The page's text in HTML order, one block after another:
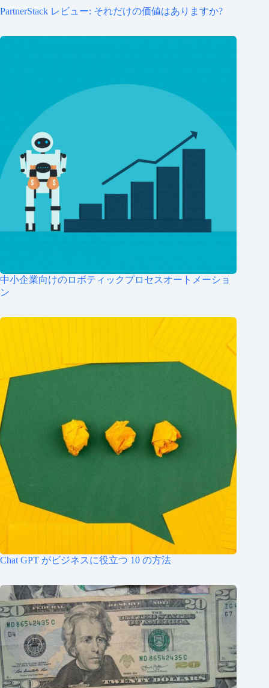
PartnerStack レビュー: それだけの価値はありますか?
中小企業向けのロボティックプロセスオートメーショ
ン
Chat GPT がビジネスに役立つ 10 の方法